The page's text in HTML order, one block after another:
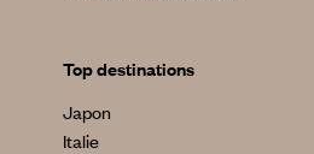
Top destinations
Japon
Italie